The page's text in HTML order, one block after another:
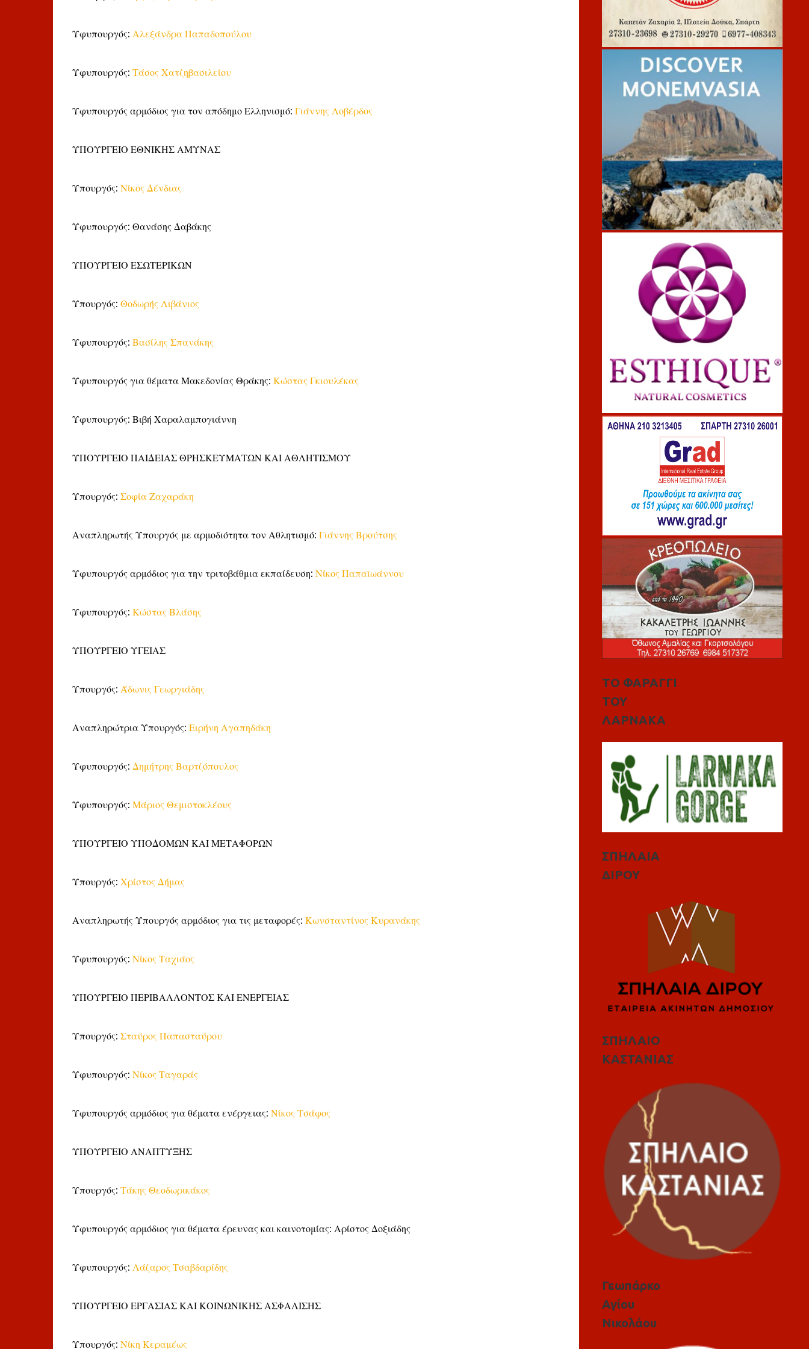
Υφυπουργός: Αλεξάνδρα Παπαδοπούλου
Υφυπουργός: Τάσος Χατζηβασιλείου
Υφυπουργός αρμόδιος για τον απόδημο Ελληνισμό: Γιάννης Λοβέρδος
ΥΠΟΥΡΓΕΙΟ ΕΘΝΙΚΗΣ ΑΜΥΝΑΣ
Υπουργός: Νίκος Δένδιας
Υφυπουργός: Θανάσης Δαβάκης
ΥΠΟΥΡΓΕΙΟ ΕΣΩΤΕΡΙΚΩΝ
Υπουργός: Θοδωρής Λιβάνιος
Υφυπουργός: Βασίλης Σπανάκης
Υφυπουργός για θέματα Μακεδονίας Θράκης: Κώστας Γκιουλέκας
Υφυπουργός: Βιβή Χαραλαμπογιάννη
ΥΠΟΥΡΓΕΙΟ ΠΑΙΔΕΙΑΣ ΘΡΗΣΚΕΥΜΑΤΩΝ ΚΑΙ ΑΘΛΗΤΙΣΜΟΥ
Υπουργός: Σοφία Ζαχαράκη
Αναπληρωτής Υπουργός με αρμοδιότητα τον Αθλητισμό: Γιάννης Βρούτσης
Υφυπουργός αρμόδιος για την τριτοβάθμια εκπαίδευση: Νίκος Παπαϊωάννου
Υφυπουργός: Κώστας Βλάσης
ΥΠΟΥΡΓΕΙΟ ΥΓΕΙΑΣ
Υπουργός: Άδωνις Γεωργιάδης
Αναπληρώτρια Υπουργός: Ειρήνη Αγαπηδάκη
Υφυπουργός: Δημήτρης Βαρτζόπουλος
Υφυπουργός: Μάριος Θεμιστοκλέους
ΥΠΟΥΡΓΕΙΟ ΥΠΟΔΟΜΩΝ ΚΑΙ ΜΕΤΑΦΟΡΩΝ
Υπουργός: Χρίστος Δήμας
Αναπληρωτής Υπουργός αρμόδιος για τις μεταφορές: Κωνσταντίνος Κυρανάκης
Υφυπουργός: Νίκος Ταχιάος
ΥΠΟΥΡΓΕΙΟ ΠΕΡΙΒΑΛΛΟΝΤΟΣ ΚΑΙ ΕΝΕΡΓΕΙΑΣ
Υπουργός: Σταύρος Παπασταύρου
Υφυπουργός: Νίκος Ταγαράς
Υφυπουργός αρμόδιος για θέματα ενέργειας: Νίκος Τσάφος
ΥΠΟΥΡΓΕΙΟ ΑΝΑΠΤΥΞΗΣ
Υπουργός: Τάκης Θεοδωρικάκος
Υφυπουργός αρμόδιος για θέματα έρευνας και καινοτομίας: Αρίστος Δοξιάδης
Υφυπουργός: Λάζαρος Τσαβδαρίδης
ΥΠΟΥΡΓΕΙΟ ΕΡΓΑΣΙΑΣ ΚΑΙ ΚΟΙΝΩΝΙΚΗΣ ΑΣΦΑΛΙΣΗΣ
Υπουργός: Νίκη Κεραμέως
ΤΟ ΦΑΡΑΓΓΙ
ΤΟΥ
ΛΑΡΝΑΚΑ
ΣΠΗΛΑΙΑ
ΔΙΡΟΥ
ΣΠΗΛΑΙΟ
ΚΑΣΤΑΝΙΑΣ
Γεωπάρκο
Αγίου
Νικολάου